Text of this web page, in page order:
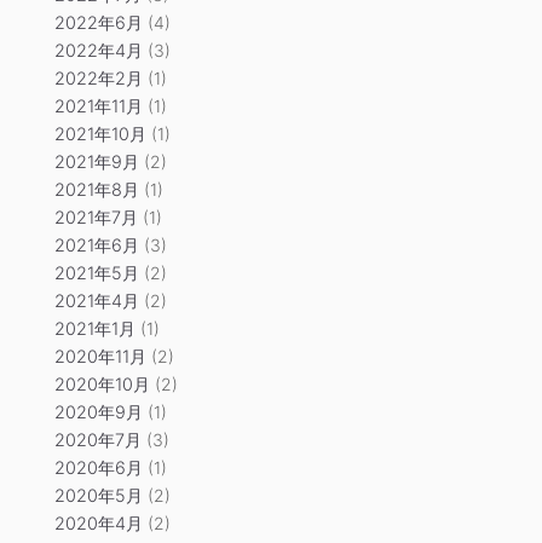
2022年6月 (4)
2022年4月 (3)
2022年2月 (1)
2021年11月 (1)
2021年10月 (1)
2021年9月 (2)
2021年8月 (1)
2021年7月 (1)
2021年6月 (3)
2021年5月 (2)
2021年4月 (2)
2021年1月 (1)
2020年11月 (2)
2020年10月 (2)
2020年9月 (1)
2020年7月 (3)
2020年6月 (1)
2020年5月 (2)
2020年4月 (2)